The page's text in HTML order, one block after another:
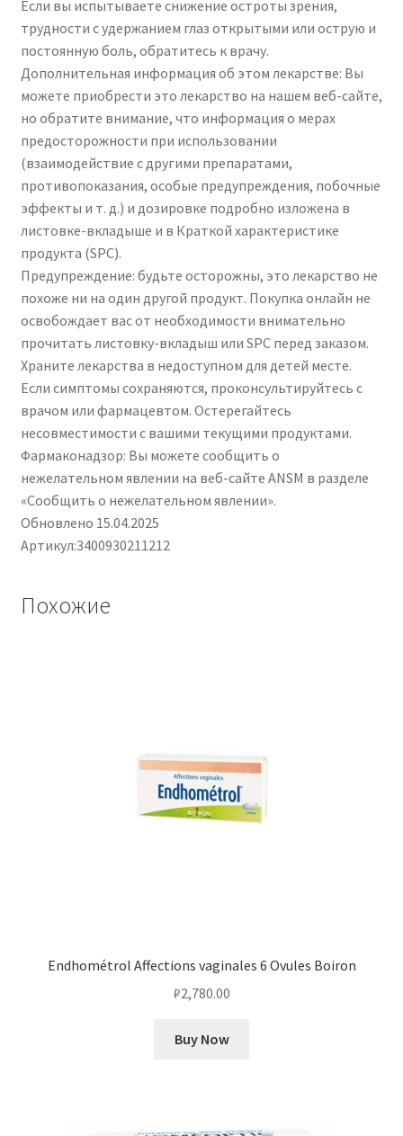
Если вы испытываете снижение остроты зрения,
трудности с удержанием глаз открытыми или острую и
постоянную боль, обратитесь к врачу.
Дополнительная информация об этом лекарстве: Вы
можете приобрести это лекарство на нашем веб-сайте,
но обратите внимание, что информация о мерах
предосторожности при использовании
(взаимодействие с другими препаратами,
противопоказания, особые предупреждения, побочные
эффекты и т. д.) и дозировке подробно изложена в
листовке-вкладыше и в Краткой характеристике
продукта (SPC).
Предупреждение: будьте осторожны, это лекарство не
похоже ни на один другой продукт. Покупка онлайн не
освобождает вас от необходимости внимательно
прочитать листовку-вкладыш или SPC перед заказом.
Храните лекарства в недоступном для детей месте.
Если симптомы сохраняются, проконсультируйтесь с
врачом или фармацевтом. Остерегайтесь
несовместимости с вашими текущими продуктами.
Фармаконадзор: Вы можете сообщить о
нежелательном явлении на веб-сайте ANSM в разделе
«Сообщить о нежелательном явлении».
Обновлено 15.04.2025
Артикул:3400930211212
Похожие
Endhométrol Affections vaginales 6 Ovules Boiron
₽2,780.00
Buy Now